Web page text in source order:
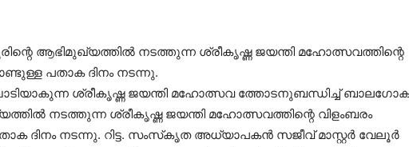
ആഭിമുഖ്യത്തില്‍ നടത്തുന്ന ശ്രീകൃഷ്ണ ജയന്തി മഹോത്സവത്തിന്റെ
പതാക ദിനം നടന്നു.
ശ്രീകൃഷ്ണ ജയന്തി മഹോത്സവ ത്തോടനുബന്ധിച്ച്
നടത്തുന്ന ശ്രീകൃഷ്ണ ജയന്തി മഹോത്സവത്തിന്റെ വിളംബരം
ദിനം നടന്നു. റിട്ട. സംസ്‌കൃത അധ്യാപകന്‍ സജീവ് മാസ്റ്റര്‍ വേലൂര്‍